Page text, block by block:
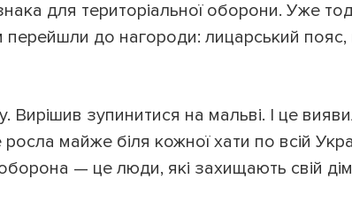
для територіальної оборони. Уже
перейшли до нагороди: лицарський пояс,
Вирішив зупинитися на мальві. І це
майже біля кожної хати по всій
— це люди, які захищають свій